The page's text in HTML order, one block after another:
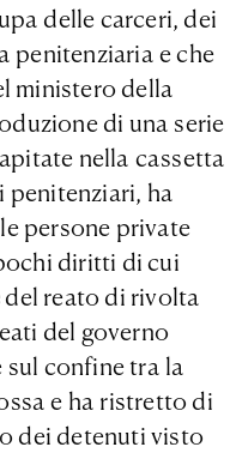
delle carceri, dei
penitenziaria e che
ministero della
di una serie
nella cassetta
ha
persone private
diritti di cui
del reato di rivolta
del governo
sul confine tra la
e ha ristretto di
dei detenuti visto